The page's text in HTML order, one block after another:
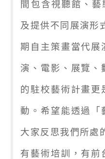
間包含視聽館、
及提供不同展演形
期自主策畫當代展
演、電影、展覽、
的駐校藝術計畫更
動。希望能透過「
大家反思我們所處
有藝術培訓，有前